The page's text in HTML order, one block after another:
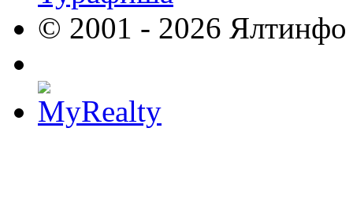
© 2001 - 2026 Ялтинфо